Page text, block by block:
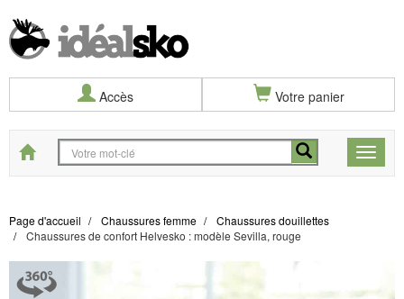
Accès Votre panier
Toggle
Start
Page d'accueil Chaussures femme
Chaussures douillettes
Chaussures de confort Helvesko : modèle Sevilla, rouge